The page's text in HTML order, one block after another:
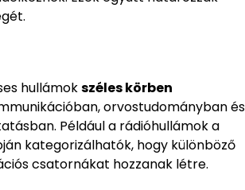
hullámokszéles körben
orvostudományban és
Például a rádióhullámok a
kategorizálhatók, hogy különböző
csatornákat hozzanak létre.